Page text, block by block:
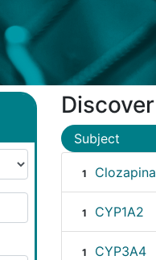
Discover
Subject
1 Clozapina
1 CYP1A2
1 CYP3A4